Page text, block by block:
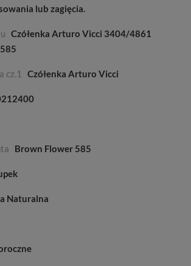
lub zagięcia.
Czółenka Arturo Vicci 3404/4861
cz.1 Czółenka Arturo Vicci
Brown Flower 585
Naturalna